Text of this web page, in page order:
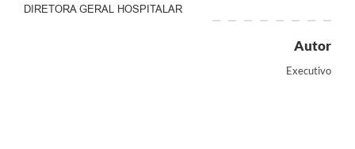
DIRETORA GERAL HOSPITALAR
Autor
Executivo